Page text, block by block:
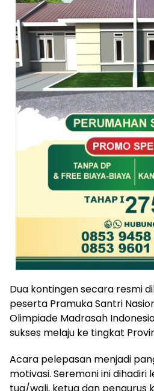
Dua kontingen secara resmi
peserta Pramuka Santri
Olimpiade Madrasah
sukses melaju ke tingkat
Acara pelepasan menjadi
motivasi. Seremoni ini dihadiri
tua/wali, ketua dan pengurus